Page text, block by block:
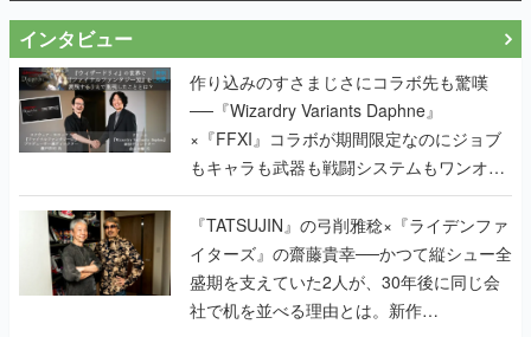
インタビュー
作り込みのすさまじさにコラボ先も驚嘆
──『Wizardry Variants Daphne』
×『FFXI』コラボが期間限定なのにジョブ
もキャラも武器も戦闘システムもワンオフ
で作り込まれた理由を両ディレクターに聞
く
『TATSUJIN』の弓削雅稔×『ライデンファ
イターズ』の齋藤貴幸──かつて縦シュー全
盛期を支えていた2人が、30年後に同じ会
社で机を並べる理由とは。新作